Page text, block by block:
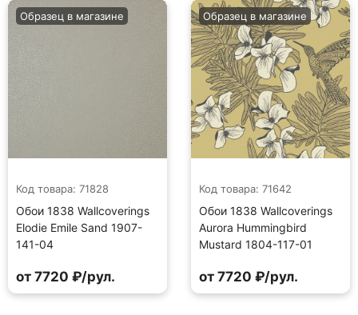
Код товара: 71828
Обои 1838 Wallcoverings
Elodie Emile Sand 1907-
141-04
Образец в магазине
от 7720 ₽/рул.
Код товара: 71642
Обои 1838 Wallcoverings
Aurora Hummingbird
Mustard 1804-117-01
Образец в магазине
от 7720 ₽/рул.